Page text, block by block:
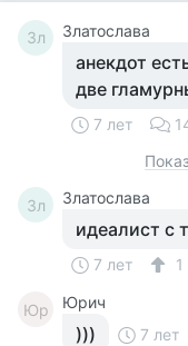
Зл Златослава
анекдот
две
7 лет
Зл Златослава
идеалист с
7 лет 1
Юр Юрич
))) 7 лет